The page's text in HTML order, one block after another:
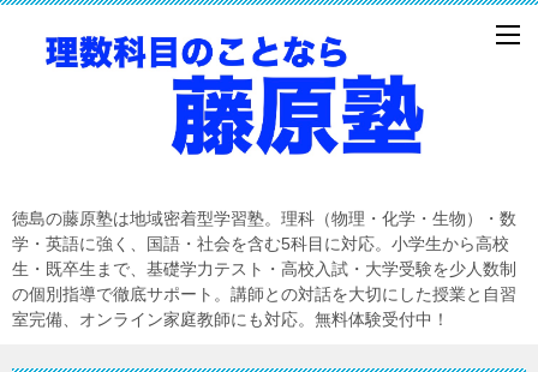
徳島の藤原塾は地域密着型学習塾。理科（物理・化学・生物）・数
学・英語に強く、国語・社会を含む5科目に対応。小学生から高校
生・既卒生まで、基礎学力テスト・高校入試・大学受験を少人数制
の個別指導で徹底サポート。講師との対話を大切にした授業と自習
室完備、オンライン家庭教師にも対応。無料体験受付中！